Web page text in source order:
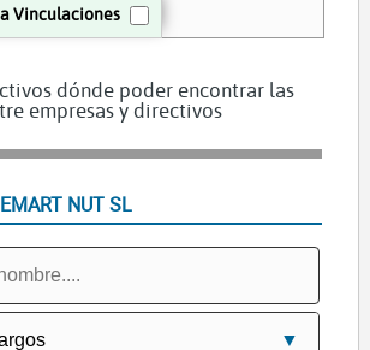
Vinculaciones
dónde poder encontrar las
empresas y directivos
NUT SL